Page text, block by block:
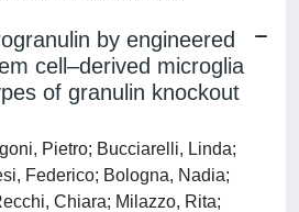
by engineered
cell–derived microglia
of granulin knockout
Pietro; Bucciarelli, Linda;
Federico; Bologna, Nadia;
Chiara; Milazzo, Rita;